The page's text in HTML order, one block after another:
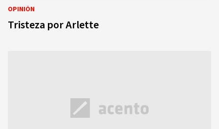
OPINIÓN
Tristeza por Arlette